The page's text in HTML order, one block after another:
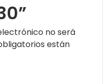
no será
están